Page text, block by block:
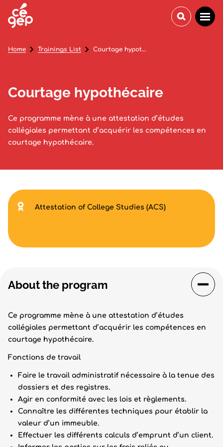
Courtage hypothécaire
Ce programme mène à une attestation d’études
collégiales permettant d’acquérir les compétences en
courtage hypothécaire.
Home Trainings List Courtage hypothécaire
About the program
Ce programme mène à une attestation d’études
collégiales permettant d’acquérir les compétences en
courtage hypothécaire.
Fonctions de travail
Faire le travail administratif nécessaire à la tenue des
dossiers et des registres.
Agir en conformité avec les lois et règlements.
Connaître les différentes techniques pour établir la
valeur d’un immeuble.
Effectuer les différents calculs d’emprunt d’un client.
Attestation of College Studies (ACS)